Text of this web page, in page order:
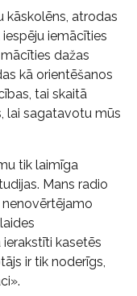
kāskolēns, atrodas
iemācīties
dažas
kā orientēšanos
tai skaitā
lai sagatavotu mūs
tik laimīga
Mans radio
kasetēs
ir tik noderīgs,